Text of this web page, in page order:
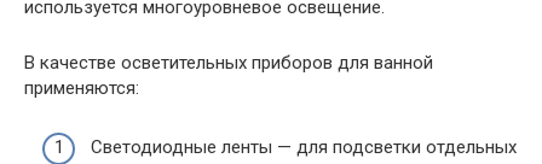
используется многоуровневое освещение.
В качестве осветительных приборов для ванной
применяются:
Светодиодные ленты — для подсветки отдельных